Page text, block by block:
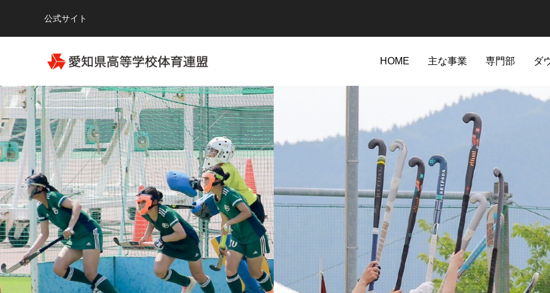
公式サイト
HOME 主な事業 専門部 ダ